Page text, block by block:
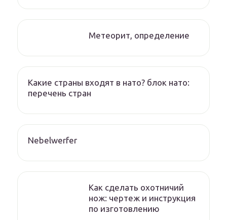
Метеорит, определение
Какие страны входят в нато? блок нато:
перечень стран
Nebelwerfer
Как сделать охотничий
нож: чертеж и инструкция
по изготовлению